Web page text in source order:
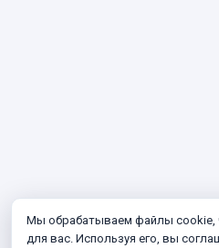
Мы обрабатываем файлы cookie,
для вас. Используя его, вы